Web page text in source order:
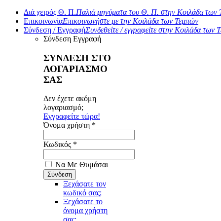
Διά χειρός Θ. Π.Παλιά μηνύματα του Θ. Π. στην Κοιλάδα των
ΕπικοινωνίαΕπικοινωνήστε με την Κοιλάδα των Τεμπών
Σύνδεση / ΕγγραφήΣυνδεθείτε / εγγραφείτε στην Κοιλάδα των
Σύνδεση Εγγραφή
ΣΥΝΔΕΣΗ ΣΤΟ
ΛΟΓΑΡΙΑΣΜΟ
ΣΑΣ
Δεν έχετε ακόμη
λογαριασμό;
Εγγραφείτε τώρα!
Όνομα χρήστη *
Κωδικός *
Να Με Θυμάσαι
Ξεχάσατε τον
κωδικό σας;
Ξεχάσατε το
όνομα χρήστη